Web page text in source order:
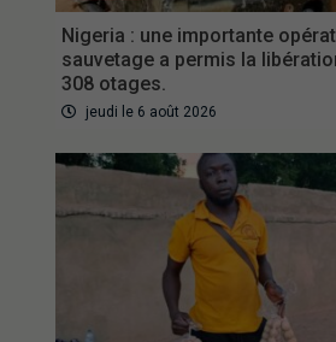
Nigeria : une importante
sauvetage a permis la
308 otages.
jeudi le 6 août 2026